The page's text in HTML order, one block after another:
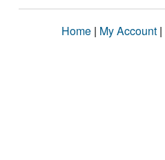
Home | My Account |